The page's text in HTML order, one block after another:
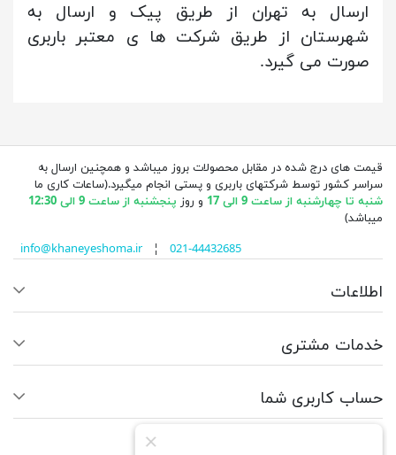
ارسال به تهران از طریق پیک و ارسال به
شهرستان از طریق شرکت ها ی معتبر باربری
صورت می گیرد.
قیمت های درج شده در مقابل محصولات بروز میباشد و همچنین ارسال به
سراسر کشور توسط شرکتهای باربری و پستی انجام میگیرد.(ساعات کاری ما
شنبه تا چهارشنبه از ساعت 9 الی 17
و روز پنجشنبه از ساعت 9 الی 12:30
میباشد)
info@khaneyeshoma.ir¦ 021-44432685
اطلاعات
خدمات مشتری
حساب کاربری شما